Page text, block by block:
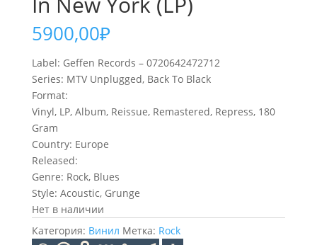
5900,00₽
Label: Geffen Records – 0720642472712
Series: MTV Unplugged, Back To Black
Format:
Vinyl, LP, Album, Reissue, Remastered, Repress, 180
Gram
Country: Europe
Released:
Genre: Rock, Blues
Style: Acoustic, Grunge
Нет в наличии
Категория: Винил Метка: Rock